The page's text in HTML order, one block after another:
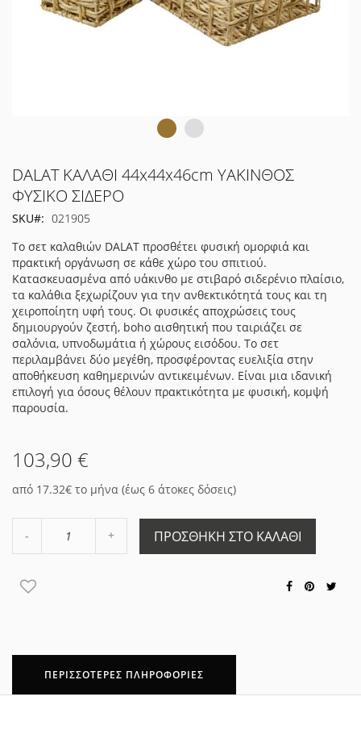
Μετάβαση
στην
αρχή
της
εικόνων
DALAT ΚΑΛΑΘΙ 44x44x46cm ΥΑΚΙΝΘΟΣ
ΦΥΣΙΚΟ ΣΙΔΕΡΟ
SKU
021905
Το σετ καλαθιών DALAT προσθέτει φυσική ομορφιά και
πρακτική οργάνωση σε κάθε χώρο του σπιτιού.
Κατασκευασμένα από υάκινθο με στιβαρό σιδερένιο πλαίσιο,
τα καλάθια ξεχωρίζουν για την ανθεκτικότητά τους και τη
χειροποίητη υφή τους. Οι φυσικές αποχρώσεις τους
δημιουργούν ζεστή, boho αισθητική που ταιριάζει σε
σαλόνια, υπνοδωμάτια ή χώρους εισόδου. Το σετ
περιλαμβάνει δύο μεγέθη, προσφέροντας ευελιξία στην
αποθήκευση καθημερινών αντικειμένων. Είναι μια ιδανική
επιλογή για όσους θέλουν πρακτικότητα με φυσική, κομψή
παρουσία.
103,90 €
από 17.32€ το μήνα (έως 6 άτοκες δόσεις)
κατά
1
Αύξηση
ΠΡΟΣΘΉΚΗ ΣΤΟ ΚΑΛΆΘΙ
ΠΕΡΙΣΣΌΤΕΡΕΣ ΠΛΗΡΟΦΟΡΊΕΣ